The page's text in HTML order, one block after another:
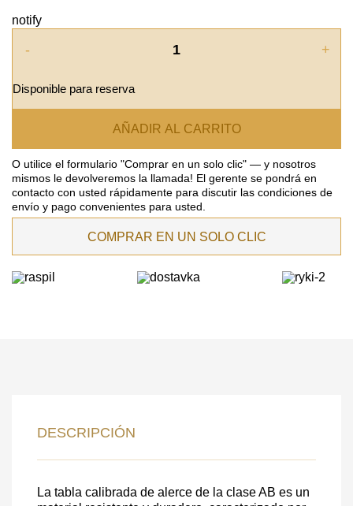
notify
- +
Disponible para reserva
AÑADIR AL CARRITO
O utilice el formulario "Comprar en un solo clic" — y nosotros
mismos le devolveremos la llamada! El gerente se pondrá en
contacto con usted rápidamente para discutir las condiciones de
envío y pago convenientes para usted.
COMPRAR EN UN SOLO CLIC
DESCRIPCIÓN
La tabla calibrada de alerce de la clase AB es un
Costo unitario: